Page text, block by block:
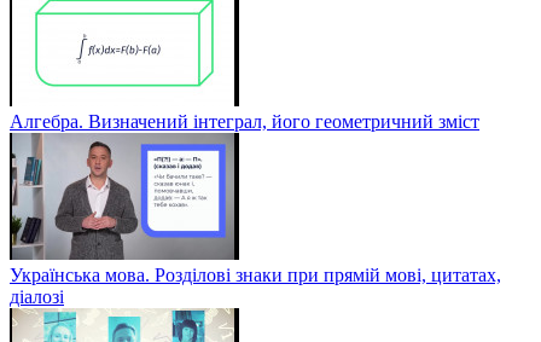
Алгебра. Визначений інтеграл, його геометричний зміст
Українська мова. Розділові знаки при прямій мові, цитатах,
діалозі